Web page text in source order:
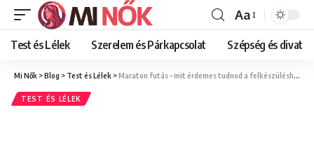
Font
Resizer
Aa
Test és Lélek Szerelem és Párkapcsolat Szépség és divat
Mi Nők >Blog > Test és Lélek >Maraton futás – mit érdemes tudnod a felkészüléshez?
TEST ÉS LÉLEK